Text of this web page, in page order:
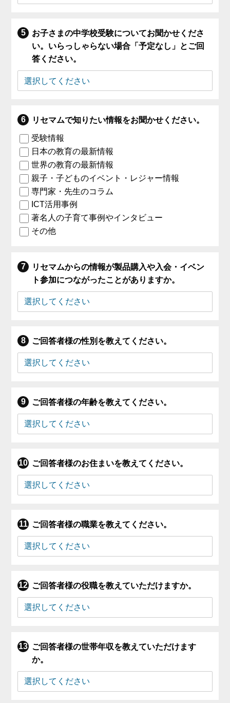
お子さまの中学校受験についてお聞かせくださ
い。いらっしゃらない場合「予定なし」とご回
答ください。
リセマムで知りたい情報をお聞かせください。
受験情報
日本の教育の最新情報
世界の教育の最新情報
親子・子どものイベント・レジャー情報
専門家・先生のコラム
ICT活用事例
著名人の子育て事例やインタビュー
その他
リセマムからの情報が製品購入や入会・イベン
ト参加につながったことがありますか。
ご回答者様の性別を教えてください。
ご回答者様の年齢を教えてください。
ご回答者様のお住まいを教えてください。
ご回答者様の職業を教えてください。
ご回答者様の役職を教えていただけますか。
ご回答者様の世帯年収を教えていただけます
か。